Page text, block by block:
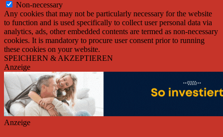
Non-necessary
Any cookies that may not be particularly necessary for the website
to function and is used specifically to collect user personal data via
analytics, ads, other embedded contents are termed as non-necessary
cookies. It is mandatory to procure user consent prior to running
these cookies on your website.
SPEICHERN & AKZEPTIEREN
Anzeige
Anzeige